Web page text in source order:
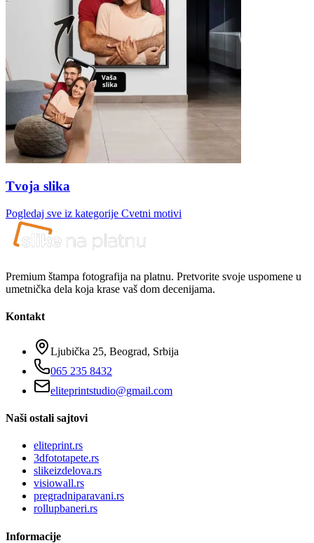
Tvoja slika
Pogledaj sve iz kategorije Cvetni motivi
Premium štampa fotografija na platnu. Pretvorite svoje uspomene u
umetnička dela koja krase vaš dom decenijama.
Kontakt
Ljubička 25, Beograd, Srbija
065 235 8432
eliteprintstudio@gmail.com
Naši ostali sajtovi
eliteprint.rs
3dfototapete.rs
slikeizdelova.rs
visiowall.rs
pregradniparavani.rs
rollupbaneri.rs
Informacije